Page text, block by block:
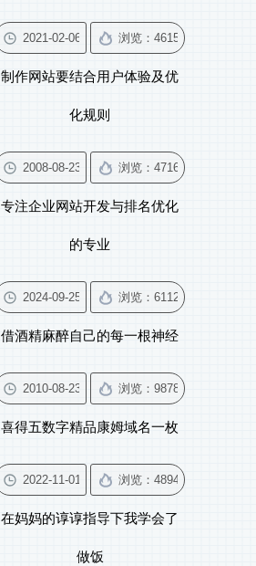
制作网站要结合用户体验及优
化规则
专注企业网站开发与排名优化
的专业
借酒精麻醉自己的每一根神经
喜得五数字精品康姆域名一枚
在妈妈的谆谆指导下我学会了
做饭